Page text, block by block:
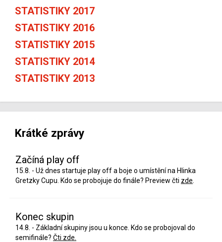
STATISTIKY 2017
STATISTIKY 2016
STATISTIKY 2015
STATISTIKY 2014
STATISTIKY 2013
Krátké zprávy
Začíná play off
15.8. - Už dnes startuje play off a boje o umístění na Hlinka
Gretzky Cupu. Kdo se probojuje do finále? Preview čti zde
Konec skupin
14.8. - Základní skupiny jsou u konce. Kdo se probojoval do
semifinále? Čti zde.